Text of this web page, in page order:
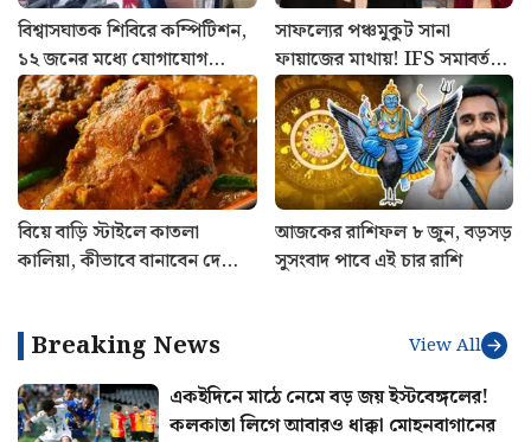
বিশ্বাসঘাতক শিবিরে কম্পিটিশন,
১২ জনের মধ্যে যোগাযোগ
রাখছে ৭ জন, বিস্ফোরক দাবি
কুণালের
সাফল্যের পঞ্চমুকুট সানা
ফায়াজের মাথায়! IFS সমাবর্তনে
পাঁচ সম্মানে ভূষিত কাশ্মীরি কন্যা
বিয়ে বাড়ি স্টাইলে কাতলা
কালিয়া, কীভাবে বানাবেন দেখে
আজকের রাশিফল ৮ জুন, বড়সড়
সুসংবাদ পাবে এই চার রাশি
Breaking News View All
একইদিনে মাঠে নেমে বড় জয় ইস্টবেঙ্গলের!
কলকাতা লিগে আবারও ধাক্কা মোহনবাগানের